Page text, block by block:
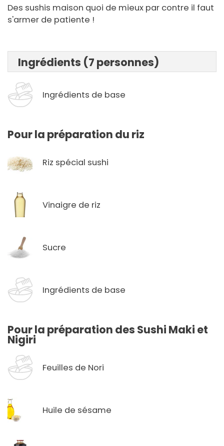
Des sushis maison quoi de mieux par contre il faut
s'armer de patiente !
Ingrédients (7 personnes)
Ingrédients de base
Pour la préparation du riz
Riz spécial sushi
Vinaigre de riz
Sucre
Ingrédients de base
Pour la préparation des Sushi Maki et
Nigiri
Feuilles de Nori
Huile de sésame